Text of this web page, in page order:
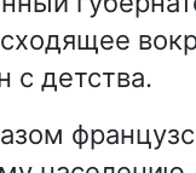
с детства.